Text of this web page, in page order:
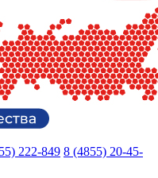
222-849 8 (4855) 20-45-